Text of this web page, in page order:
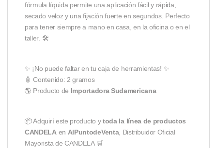
fórmula líquida permite una aplicación fácil y rápida,
secado veloz y una fijación fuerte en segundos. Perfecto
para tener siempre a mano en casa, en la oficina o en el
taller. 🛠️
✨ ¡No puede faltar en tu caja de herramientas! ✨
🧴 Contenido: 2 gramos
🌎 Producto de Importadora Sudamericana
📦 Adquirí este producto ytoda la línea de productos
CANDELAen AlPuntodeVenta, Distribuidor Oficial
Mayorista de CANDELA 🛒